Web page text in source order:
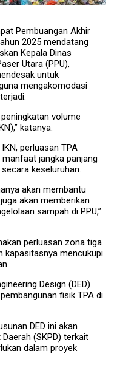
Pembuangan Akhir
2025 mendatang
Kepala Dinas
Utara (PPU),
untuk
mengakomodasi
volume
katanya.
perluasan TPA
jangka panjang
keseluruhan.
akan membantu
akan memberikan
sampah di PPU,”
perluasan zona tiga
kapasitasnya mencukupi
Design (DED)
fisik TPA di
DED ini akan
(SKPD) terkait
dalam proyek